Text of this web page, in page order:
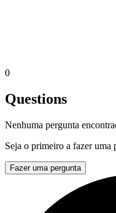
0
Questions
Nenhuma pergunta
Seja o primeiro a fazer uma
Fazer uma pergunta